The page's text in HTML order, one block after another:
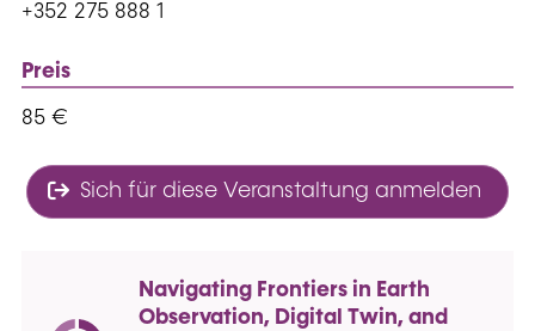
+352 275 888 1
Preis
85 €
Sich für diese Veranstaltung anmelden
Navigating Frontiers in Earth
Observation, Digital Twin, and